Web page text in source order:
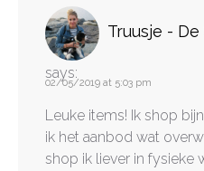
Truusje -
says:
02/05/2019 at 5:03 pm
Leuke items! Ik shop
ik het aanbod wat
shop ik liever in fysieke